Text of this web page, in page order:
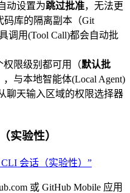
动设置为跳过批准，无法更
码库的隔离副本（Git
调用(Tool Call)都会自动批
权限级别都可用（默认批
，与本地智能体(Local Agent)
聊天输入区域的权限选择器
实验性）
CLI 会话（实验性）”
或 GitHub Mobile 应用